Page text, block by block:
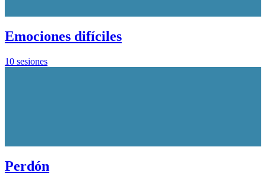
Emociones difíciles
10 sesiones
Perdón